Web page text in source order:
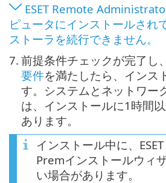
ESET Remote
ピュータにインストールされ
ストーラを続行できません。
7. 前提条件チェックが完了し
要件を満たしたら、インス
す。システムとネットワー
は、インストールに1時間
あります。
インストール中に、
Premインストールウィ
い場合があります。